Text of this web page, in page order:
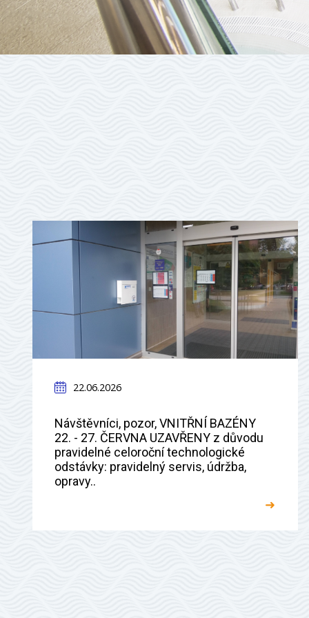
22.06.2026
Návštěvníci, pozor, VNITŘNÍ BAZÉNY
22. - 27. ČERVNA UZAVŘENY z důvodu
pravidelné celoroční technologické
odstávky: pravidelný servis, údržba,
opravy..
➜